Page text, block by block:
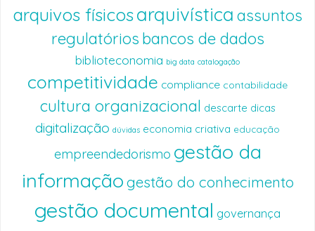
arquivos físicosarquivística assuntos
regulatórios bancos de dados
biblioteconomia big data catalogação
competitividade compliance contabilidade
cultura organizacional descarte dicas
digitalização dúvidas economia criativa educação
empreendedorismo gestão da
informaçãogestão do conhecimento
gestão documental governança